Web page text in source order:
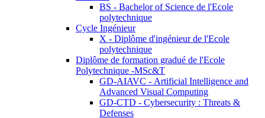
BS - Bachelor of Science de l'Ecole
polytechnique
Cycle Ingénieur
X - Diplôme d'ingénieur de l'Ecole
polytechnique
Diplôme de formation gradué de l'Ecole
Polytechnique -MSc&T
GD-AIAVC - Artificial Intelligence and
Advanced Visual Computing
GD-CTD - Cybersecurity : Threats &
Defenses